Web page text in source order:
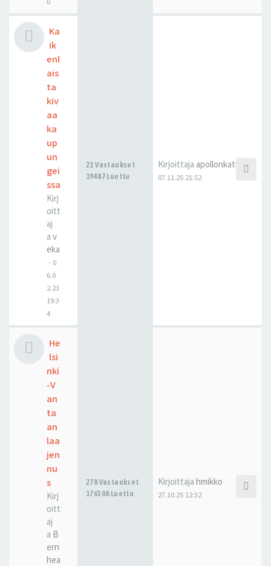
Ka
ik
enl
ais
ta
kiv
aa
ka
up
un
gei
ssa
Kirj
oitt
aj
a v
eka
- 0
6.0
2.23
19:3
4
21 Vastaukset
19487 Luettu
Kirjoittaja apollonkatu
07.11.25 21:52
He
lsi
nki
-V
an
ta
an
laa
jen
nu
s
Kirj
oitt
aj
a B
ern
hea
278 Vastaukset
176308 Luettu
Kirjoittaja hmikko
27.10.25 12:32